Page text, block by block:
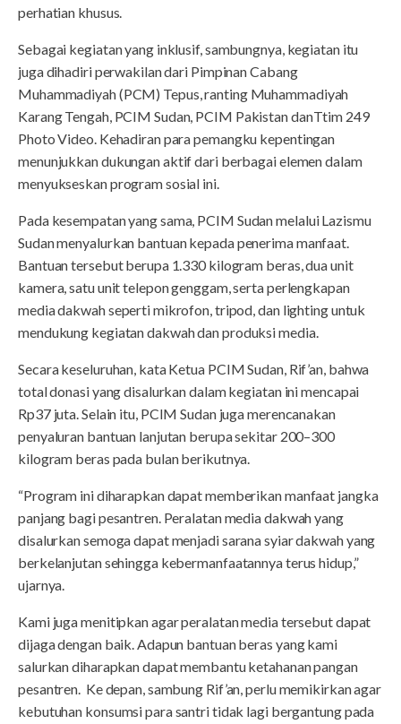
perhatian khusus.
Sebagai kegiatan yang inklusif, sambungnya, kegiatan itu
juga dihadiri perwakilan dari Pimpinan Cabang
Muhammadiyah (PCM) Tepus, ranting Muhammadiyah
Karang Tengah, PCIM Sudan, PCIM Pakistan danTtim 249
Photo Video. Kehadiran para pemangku kepentingan
menunjukkan dukungan aktif dari berbagai elemen dalam
menyukseskan program sosial ini.
Pada kesempatan yang sama, PCIM Sudan melalui Lazismu
Sudan menyalurkan bantuan kepada penerima manfaat.
Bantuan tersebut berupa 1.330 kilogram beras, dua unit
kamera, satu unit telepon genggam, serta perlengkapan
media dakwah seperti mikrofon, tripod, dan lighting untuk
mendukung kegiatan dakwah dan produksi media.
Secara keseluruhan, kata Ketua PCIM Sudan, Rif’an, bahwa
total donasi yang disalurkan dalam kegiatan ini mencapai
Rp37 juta. Selain itu, PCIM Sudan juga merencanakan
penyaluran bantuan lanjutan berupa sekitar 200–300
kilogram beras pada bulan berikutnya.
“Program ini diharapkan dapat memberikan manfaat jangka
panjang bagi pesantren. Peralatan media dakwah yang
disalurkan semoga dapat menjadi sarana syiar dakwah yang
berkelanjutan sehingga kebermanfaatannya terus hidup,”
ujarnya.
Kami juga menitipkan agar peralatan media tersebut dapat
dijaga dengan baik. Adapun bantuan beras yang kami
salurkan diharapkan dapat membantu ketahanan pangan
pesantren. Ke depan, sambung Rif’an, perlu memikirkan agar
kebutuhan konsumsi para santri tidak lagi bergantung pada